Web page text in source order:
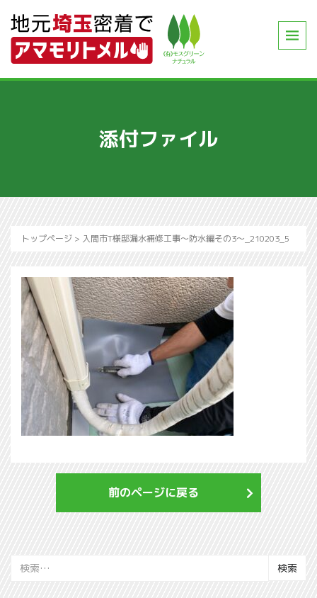
添付ファイル
トップページ > 入間市T様邸漏水補修工事～防水編その3～_210203_5
前のページに戻る
検